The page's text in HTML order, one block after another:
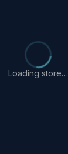
Loading store…